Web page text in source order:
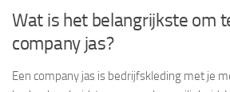
Wat is het belangrijkste om
company jas?
Een company jas is bedrijfskleding met je